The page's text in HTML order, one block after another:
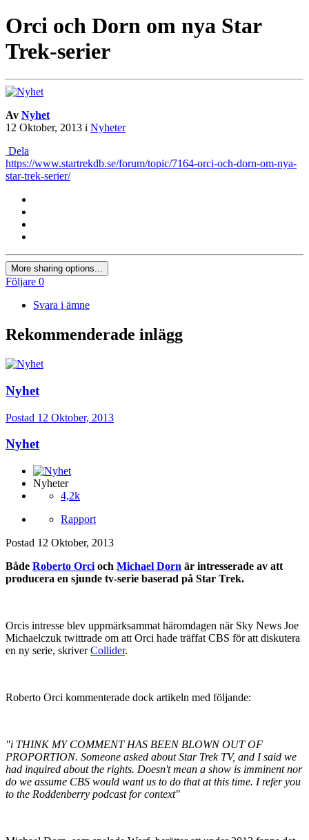
Orci och Dorn om nya Star
Trek-serier
Av Nyhet
12 Oktober, 2013 i Nyheter
Dela
https://www.startrekdb.se/forum/topic/7164-orci-och-dorn-om-nya-
star-trek-serier/
More sharing options...
Följare 0
Svara i ämne
Rekommenderade inlägg
Nyhet
Postad 12 Oktober, 2013
Nyhet
Nyheter
4,2k
Rapport
Postad 12 Oktober, 2013
Både Roberto Orci och Michael Dorn är intresserade av att
producera en sjunde tv-serie baserad på Star Trek.
Orcis intresse blev uppmärksammat häromdagen när Sky News Joe
Michaelczuk twittrade om att Orci hade träffat CBS för att diskutera
en ny serie, skriverCollider.
Roberto Orci kommenterade dock artikeln med följande:
"i THINK MY COMMENT HAS BEEN BLOWN OUT OF
PROPORTION. Someone asked about Star Trek TV, and I said we
had inquired about the rights. Doesn't mean a show is imminent nor
do we assume CBS would want us to do that at this time. I refer you
to the Roddenberry podcast for context"